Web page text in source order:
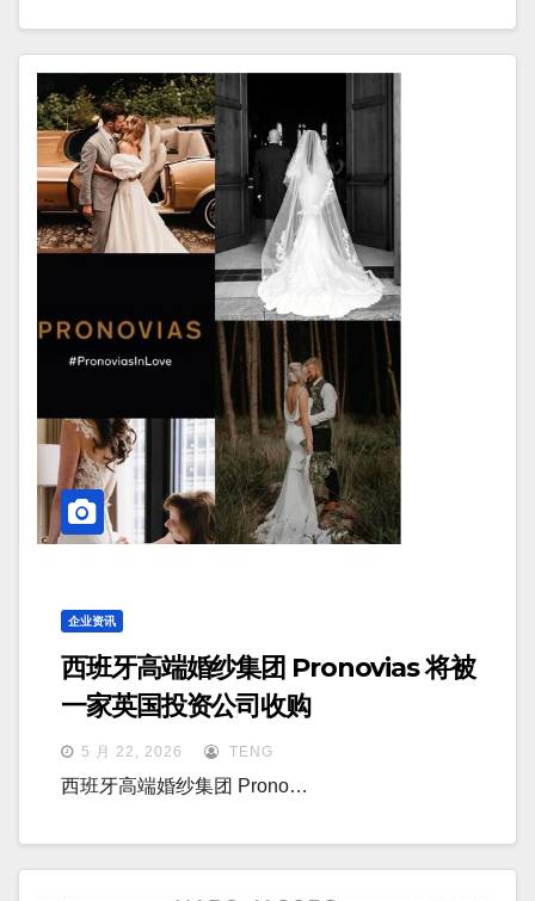
企业资讯
西班牙高端婚纱集团 Pronovias 将被
一家英国投资公司收购
5 月 22, 2026 TENG
西班牙高端婚纱集团 Prono…